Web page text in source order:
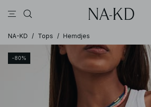
NA-KD / Tops / Hemdjes
-80%